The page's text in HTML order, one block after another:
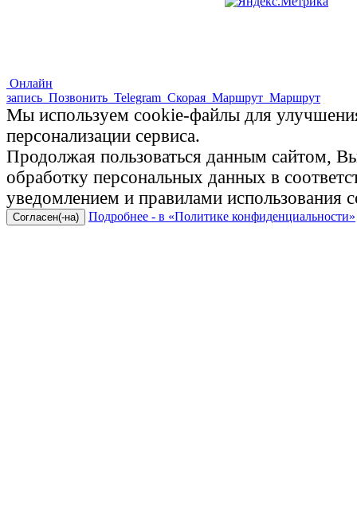
Онлайн
запись Позвонить Telegram Скорая Маршрут Маршрут
Мы используем cookie-файлы для
персонализации сервиса.
Продолжая пользоваться данным сайтом, Вы
обработку персональных данных в
уведомлением и правилами использования
Согласен(-на) Подробнее - в «Политике конфиденциальности»